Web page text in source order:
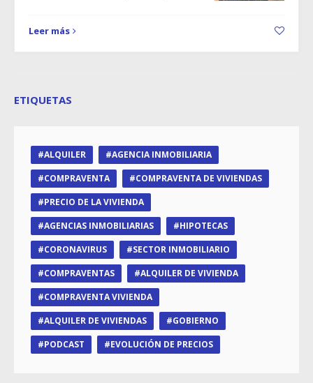
Leer más
ETIQUETAS
ALQUILER
AGENCIA INMOBILIARIA
COMPRAVENTA
COMPRAVENTA DE VIVIENDAS
PRECIO DE LA VIVIENDA
AGENCIAS INMOBILIARIAS
HIPOTECAS
CORONAVIRUS
SECTOR INMOBILIARIO
COMPRAVENTAS
ALQUILER DE VIVIENDA
COMPRAVENTA VIVIENDA
ALQUILER DE VIVIENDAS
GOBIERNO
PODCAST
EVOLUCIÓN DE PRECIOS